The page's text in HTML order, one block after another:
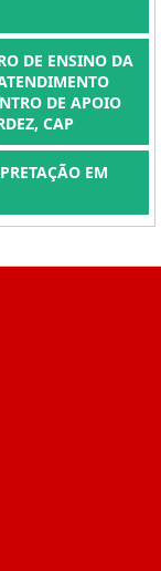
DE ENSINO DA
DE APOIO
CAP
EM